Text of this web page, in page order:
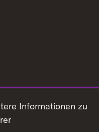
Informationen zu